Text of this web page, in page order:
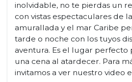
inolvidable, no te pierdas un
con vistas espectaculares de
amurallada y el mar Caribe
tarde o noche con los tuyos
aventura. Es el lugar perfecto
una cena al atardecer. Para
invitamos a ver nuestro video